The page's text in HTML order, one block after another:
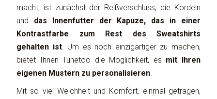
macht, ist zunächst der Reißverschluss, die Kordeln
und das Innenfutter der Kapuze, das in einer
Kontrastfarbe zum Rest des Sweatshirts
gehalten ist. Um es noch einzigartiger zu machen,
bietet Ihnen Tunetoo die Möglichkeit, es mit Ihren
eigenen Mustern zu personalisieren.
Mit so viel Weichheit und Komfort, einmal getragen,